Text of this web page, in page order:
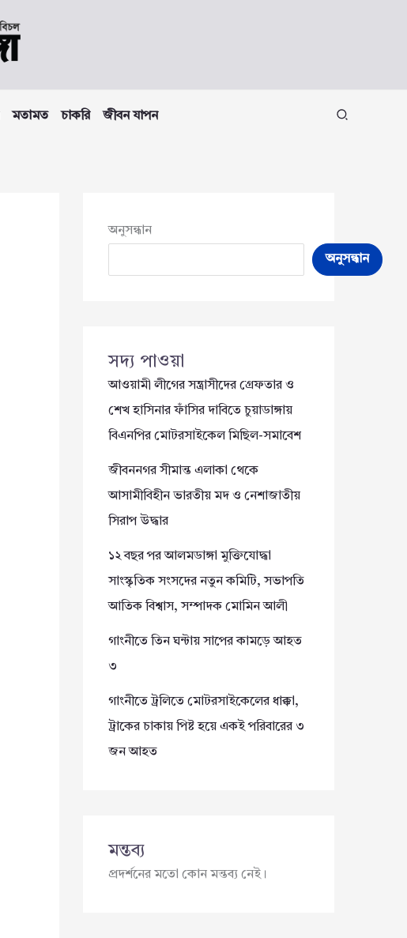
মতামত চাকরি জীবন যাপন
অনুসন্ধান
অনুসন্ধান
সদ্য পাওয়া
আওয়ামী লীগের সন্ত্রাসীদের গ্রেফতার ও
শেখ হাসিনার ফাঁসির দাবিতে চুয়াডাঙ্গায়
বিএনপির মোটরসাইকেল মিছিল-সমাবেশ
জীবননগর সীমান্ত এলাকা থেকে
আসামীবিহীন ভারতীয় মদ ও নেশাজাতীয়
সিরাপ উদ্ধার
১২ বছর পর আলমডাঙ্গা মুক্তিযোদ্ধা
সাংস্কৃতিক সংসদের নতুন কমিটি, সভাপতি
আতিক বিশ্বাস, সম্পাদক মোমিন আলী
গাংনীতে তিন ঘন্টায় সাপের কামড়ে আহত
৩
গাংনীতে ট্রলিতে মোটরসাইকেলের ধাক্কা,
ট্রাকের চাকায় পিষ্ট হয়ে একই পরিবারের ৩
জন আহত
মন্তব্য
প্রদর্শনের মতো কোন মন্তব্য নেই।